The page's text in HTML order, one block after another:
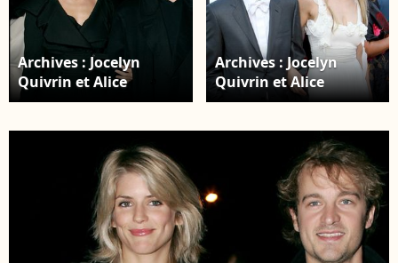
Archives : Jocelyn
Quivrin et Alice
Taglioni AGENCE /
Archives : Jocelyn
Quivrin et Alice
Taglioni Guillaume